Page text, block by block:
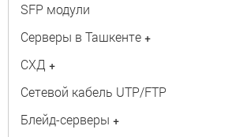
SFP модули
Серверы в Ташкенте +
СХД +
Сетевой кабель UTP/FTP
Блейд-серверы +